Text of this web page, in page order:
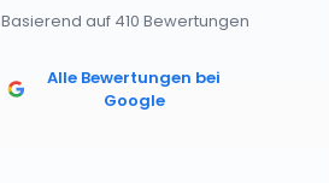
Basierend auf 410 Bewertungen
Alle Bewertungen bei
Google